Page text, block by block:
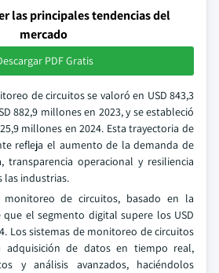
las principales tendencias del
mercado
PDF Gratis
de circuitos se valoró en USD 843,3
882,9 millones en 2023, y se estableció
millones en 2024. Esta trayectoria de
refleja el aumento de la demanda de
transparencia operacional y resiliencia
las industrias.
de circuitos, basado en la
que el segmento digital supere los USD
Los sistemas de monitoreo de circuitos
adquisición de datos en tiempo real,
y análisis avanzados, haciéndolos